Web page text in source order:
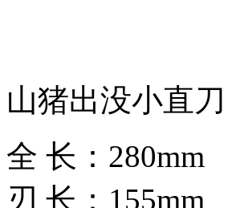
山猪出没小直刀
全 长：280mm
刃 长：155mm